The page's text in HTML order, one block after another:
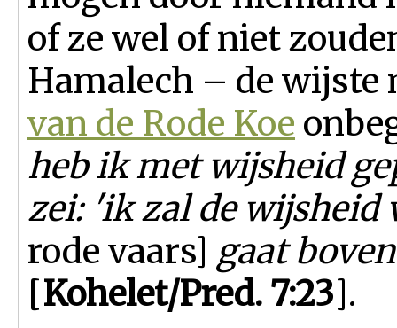
of ze wel of niet
Hamalech – de
van de Rode Koe
heb ik met wijsheid
zei: 'ik zal de
rode vaars] gaat
[Kohelet/Pred. 7:23].